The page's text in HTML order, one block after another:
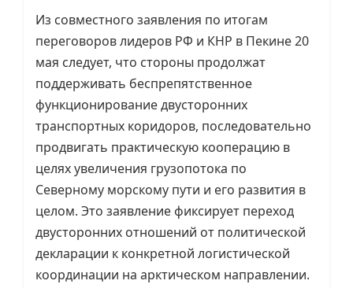
Из совместного заявления по итогам
переговоров лидеров РФ и КНР в Пекине 20
мая следует, что стороны продолжат
поддерживать беспрепятственное
функционирование двусторонних
транспортных коридоров, последовательно
продвигать практическую кооперацию в
целях увеличения грузопотока по
Северному морскому пути и его развития в
целом. Это заявление фиксирует переход
двусторонних отношений от политической
декларации к конкретной логистической
координации на арктическом направлении.